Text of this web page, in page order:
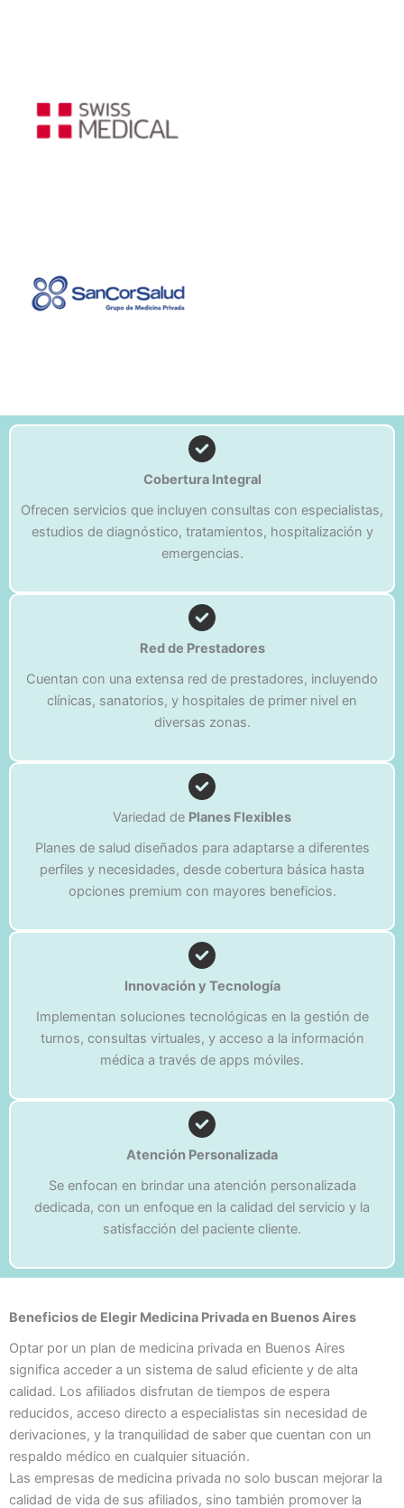
Cobertura Integral
Ofrecen servicios que incluyen consultas con especialistas,
estudios de diagnóstico, tratamientos, hospitalización y
emergencias.
Red de Prestadores
Cuentan con una extensa red de prestadores, incluyendo
clínicas, sanatorios, y hospitales de primer nivel en
diversas zonas.
Variedad de Planes Flexibles
Planes de salud diseñados para adaptarse a diferentes
perfiles y necesidades, desde cobertura básica hasta
opciones premium con mayores beneficios.
Innovación y Tecnología
Implementan soluciones tecnológicas en la gestión de
turnos, consultas virtuales, y acceso a la información
médica a través de apps móviles.
Atención Personalizada
Se enfocan en brindar una atención personalizada
dedicada, con un enfoque en la calidad del servicio y la
satisfacción del paciente cliente.
Beneficios de Elegir Medicina Privada en Buenos Aires
Optar por un plan de medicina privada en Buenos Aires
significa acceder a un sistema de salud eficiente y de alta
calidad. Los afiliados disfrutan de tiempos de espera
reducidos, acceso directo a especialistas sin necesidad de
derivaciones, y la tranquilidad de saber que cuentan con un
respaldo médico en cualquier situación.
Las empresas de medicina privada no solo buscan mejorar la
calidad de vida de sus afiliados, sino también promover la